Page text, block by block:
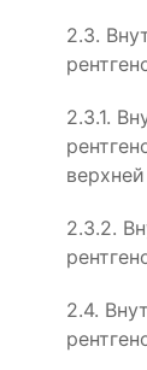
2.3.
2.3.1.
2.3.2.
2.4.